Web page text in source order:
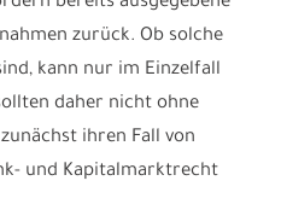
nicht mehr begleichen; es
wenden sich
bereits ausgegebene
zurück. Ob solche
kann nur im Einzelfall
daher nicht ohne